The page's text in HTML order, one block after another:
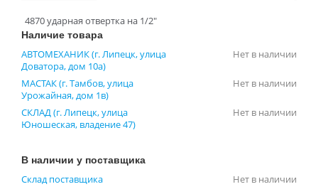
4870 ударная отвертка на 1/2"
Наличие товара
АВТОМЕХАНИК (г. Липецк, улица
Доватора, дом 10а)
Нет в наличии
МАСТАК (г. Тамбов, улица
Урожайная, дом 1в)
Нет в наличии
СКЛАД (г. Липецк, улица
Юношеская, владение 47)
Нет в наличии
В наличии у поставщика
Склад поставщика Нет в наличии